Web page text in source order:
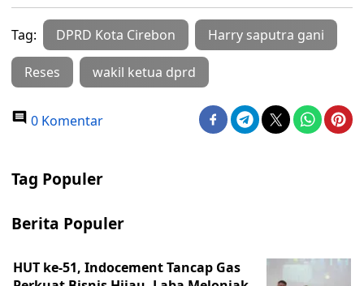
Tag: DPRD Kota Cirebon Harry saputra gani
Reses wakil ketua dprd
0 Komentar
Tag Populer
Berita Populer
HUT ke-51, Indocement Tancap Gas